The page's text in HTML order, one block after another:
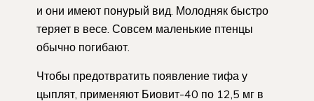
и они имеют понурый вид. Молодняк быстро
теряет в весе. Совсем маленькие птенцы
обычно погибают.
Чтобы предотвратить появление тифа у
цыплят, применяют Биовит-40 по 12,5 мг в